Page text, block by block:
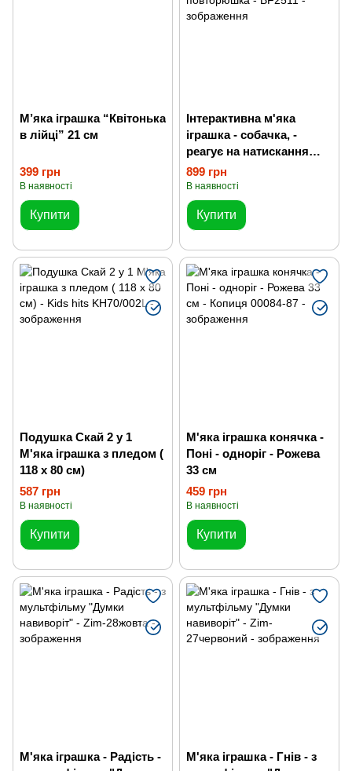
М’яка іграшка “Квітонька
в лійці” 21 см
399 грн
В наявності
Купити
Інтерактивна м'яка
іграшка - собачка, -
реагує на натискання
лапки, повторюшка
899 грн
В наявності
Купити
Подушка Скай 2 у 1
М'яка іграшка з пледом (
118 х 80 см)
587 грн
В наявності
Купити
М'яка іграшка конячка -
Поні - одноріг - Рожева
33 см
459 грн
В наявності
Купити
М'яка іграшка - Радість -
М'яка іграшка - Гнів - з